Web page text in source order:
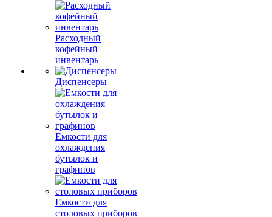
Расходный
кофейный
инвентарь
Диспенсеры
Емкости для
охлаждения
бутылок и
графинов
Емкости для
столовых приборов